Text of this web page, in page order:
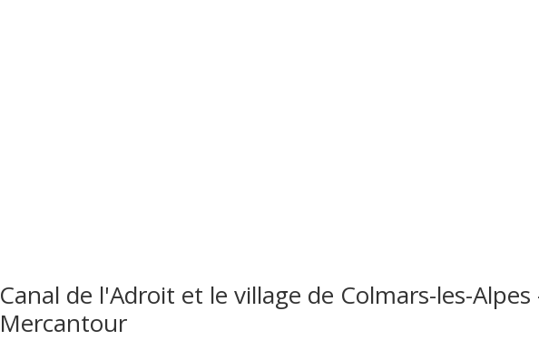
Canal de l'Adroit et le village de Colmars-les-Alpes
Mercantour